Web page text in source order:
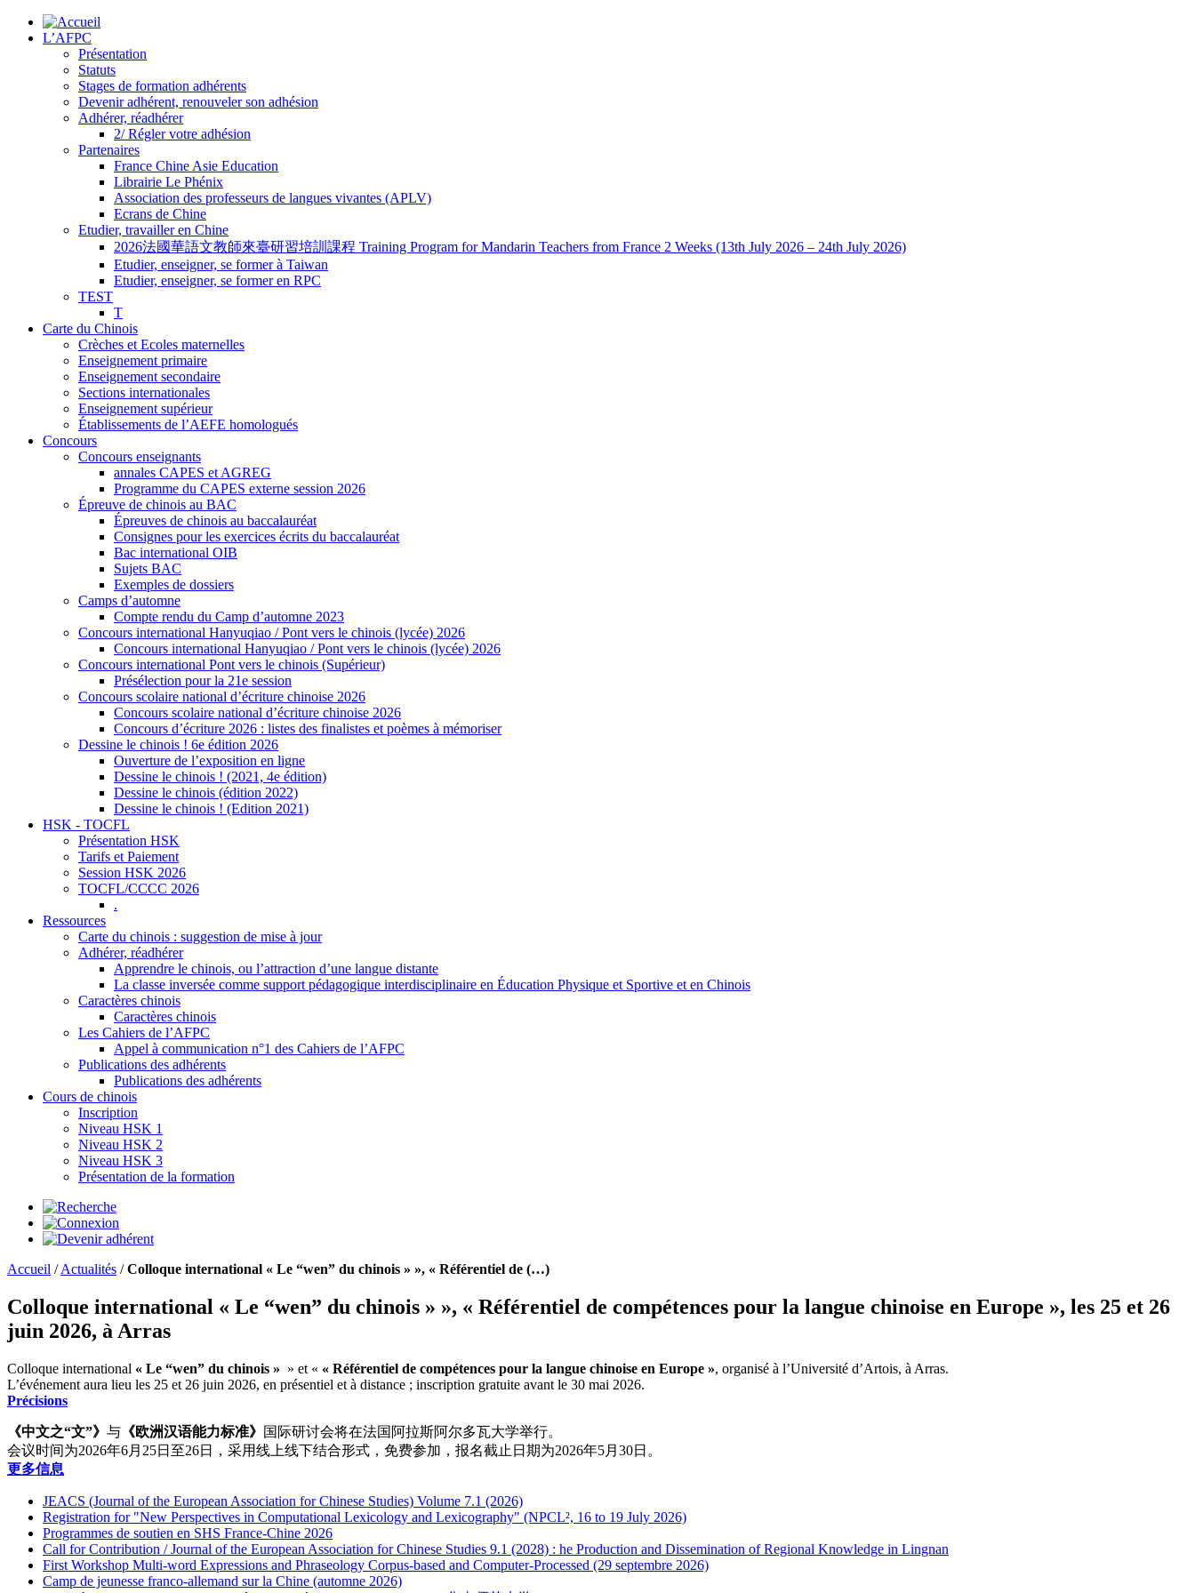
L’AFPC
Présentation
Statuts
Stages de formation adhérents
Devenir adhérent, renouveler son adhésion
Adhérer, réadhérer
2/ Régler votre adhésion
Partenaires
France Chine Asie Education
Librairie Le Phénix
Association des professeurs de langues vivantes (APLV)
Ecrans de Chine
Etudier, travailler en Chine
2026法國華語文教師來臺研習培訓課程 Training Program for Mandarin Teachers from France 2 Weeks (13th July 2026 – 24th July 2026)
Etudier, enseigner, se former à Taiwan
Etudier, enseigner, se former en RPC
TEST
T
Carte du Chinois
Crèches et Ecoles maternelles
Enseignement primaire
Enseignement secondaire
Sections internationales
Enseignement supérieur
Établissements de l’AEFE homologués
Concours
Concours enseignants
annales CAPES et AGREG
Programme du CAPES externe session 2026
Épreuve de chinois au BAC
Épreuves de chinois au baccalauréat
Consignes pour les exercices écrits du baccalauréat
Bac international OIB
Sujets BAC
Exemples de dossiers
Camps d’automne
Compte rendu du Camp d’automne 2023
Concours international Hanyuqiao / Pont vers le chinois (lycée) 2026
Concours international Hanyuqiao / Pont vers le chinois (lycée) 2026
Concours international Pont vers le chinois (Supérieur)
Présélection pour la 21e session
Concours scolaire national d’écriture chinoise 2026
Concours scolaire national d’écriture chinoise 2026
Concours d’écriture 2026 : listes des finalistes et poèmes à mémoriser
Dessine le chinois ! 6e édition 2026
Ouverture de l’exposition en ligne
Dessine le chinois ! (2021, 4e édition)
Dessine le chinois (édition 2022)
Dessine le chinois ! (Edition 2021)
HSK - TOCFL
Présentation HSK
Tarifs et Paiement
Session HSK 2026
TOCFL/CCCC 2026
.
Ressources
Carte du chinois : suggestion de mise à jour
Adhérer, réadhérer
Apprendre le chinois, ou l’attraction d’une langue distante
La classe inversée comme support pédagogique interdisciplinaire en Éducation Physique et Sportive et en Chinois
Caractères chinois
Caractères chinois
Les Cahiers de l’AFPC
Appel à communication n°1 des Cahiers de l’AFPC
Publications des adhérents
Publications des adhérents
Cours de chinois
Inscription
Niveau HSK 1
Niveau HSK 2
Niveau HSK 3
Présentation de la formation
Accueil /Actualités /Colloque international « Le “wen” du chinois » », « Référentiel de (…)
Colloque international « Le “wen” du chinois » », « Référentiel de compétences pour la langue chinoise en Europe », les 25 et 26
juin 2026, à Arras
Colloque international « Le “wen” du chinois » » et « « Référentiel de compétences pour la langue chinoise en Europe », organisé à l’Université d’Artois, à Arras.
L’événement aura lieu les 25 et 26 juin 2026, en présentiel et à distance ; inscription gratuite avant le 30 mai 2026.
Précisions
《中文之“文”》 与 《欧洲汉语能力标准》 国际研讨会将在法国阿拉斯阿尔多瓦大学举行。
会议时间为2026年6月25日至26日，采用线上线下结合形式，免费参加，报名截止日期为2026年5月30日。
更多信息
JEACS (Journal of the European Association for Chinese Studies) Volume 7.1 (2026)
Registration for "New Perspectives in Computational Lexicology and Lexicography" (NPCL², 16 to 19 July 2026)
Programmes de soutien en SHS France-Chine 2026
Call for Contribution / Journal of the European Association for Chinese Studies 9.1 (2028) : he Production and Dissemination of Regional Knowledge in Lingnan
First Workshop Multi-word Expressions and Phraseology Corpus-based and Computer-Processed (29 septembre 2026)
Camp de jeunesse franco-allemand sur la Chine (automne 2026)